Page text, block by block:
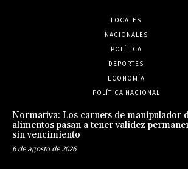
LOCALES
NACIONALES
POLÍTICA
DEPORTES
ECONOMÍA
POLÍTICA NACIONAL
Normativa: Los carnets de manipulador
alimentos pasan a tener validez
sin vencimiento
6 de agosto de 2026